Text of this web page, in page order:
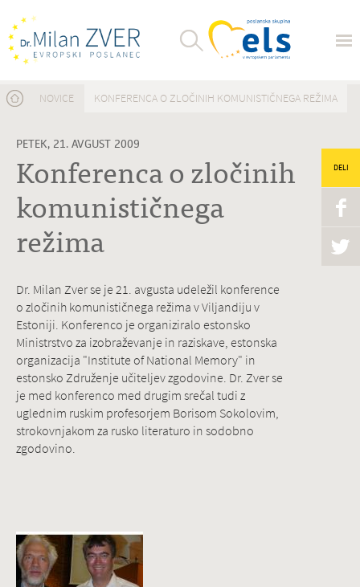
Nahajate se tukaj
NOVICE KONFERENCA O ZLOČINIH KOMUNISTIČNEGA REŽIMA
PETEK, 21. AVGUST 2009
Konferenca o zločinih
komunističnega
režima
DELI
Dr. Milan Zver se je 21. avgusta udeležil konference
o zločinih komunističnega režima v Viljandiju v
Estoniji. Konferenco je organiziralo estonsko
Ministrstvo za izobraževanje in raziskave, estonska
organizacija "Institute of National Memory" in
estonsko Združenje učiteljev zgodovine. Dr. Zver se
je med konferenco med drugim srečal tudi z
uglednim ruskim profesorjem Borisom Sokolovim,
strokovnjakom za rusko literaturo in sodobno
zgodovino.